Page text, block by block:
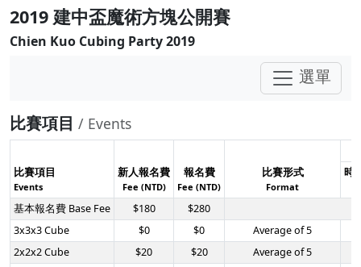
2019 建中盃魔術方塊公開賽
Chien Kuo Cubing Party 2019
選單
比賽項目 / Events
比賽項目
Events
新人報名費
Fee (NTD)
報名費
Fee (NTD)
比賽形式
Format
時
基本報名費 Base Fee $180
$280
3x3x3 Cube
$0 $0
Average of 5
2x2x2 Cube
$20 $20
Average of 5